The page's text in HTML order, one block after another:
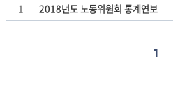
1
2018년도 노동위원회 통계연보
1